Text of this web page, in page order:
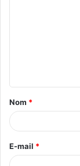
Nom *
E-mail *